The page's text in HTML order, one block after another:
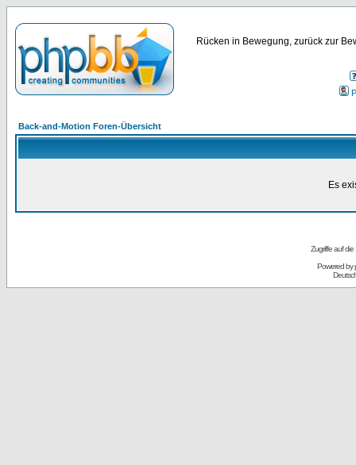
Rücken in Bewegung, zurück zur
Back-and-Motion Foren-Übersicht
Es
Zugriffe auf
Powered by